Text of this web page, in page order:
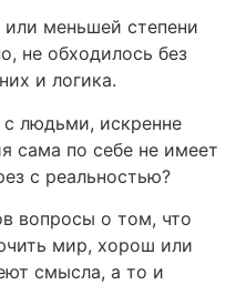
меньшей степени
не обходилось без
и логика.
людьми, искренне
сама по себе не имеет
с реальностью?
вопросы о том, что
мир, хорош или
смысла, а то и